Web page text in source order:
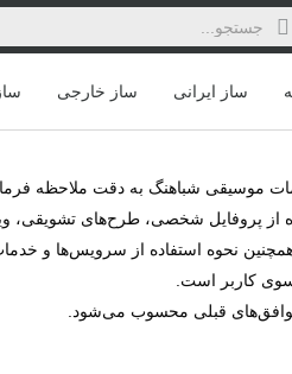
ساز ایرانی ساز خارجی
موسیقی شباهنگ به دقت ملاحظه
از پروفایل شخصی، طرح‏‌های
همچنین نحوه استفاده از سرویس‌‏ها و
کاربر است.
توافق‏‌های قبلی محسوب می‏‌شود.